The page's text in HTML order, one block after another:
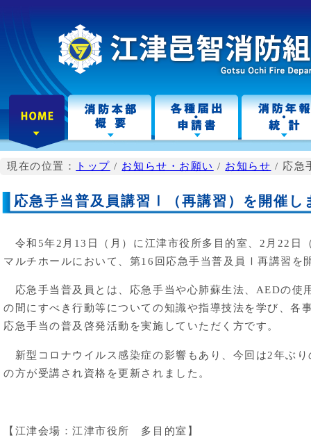
ー
現在の位置： トップ / お知らせ・お願い / お知らせ / 応急
応急手当普及員講習Ⅰ（再講習）を開催し
令和5年2月13日（月）に江津市役所多目的室、2月22日
マルチホールにおいて、第16回応急手当普及員Ⅰ再講習を
応急手当普及員とは、応急手当や心肺蘇生法、AEDの使
の間にすべき行動等についての知識や指導技法を学び、各
応急手当の普及啓発活動を実施していただく方です。
新型コロナウイルス感染症の影響もあり、今回は2年ぶ
の方が受講され資格を更新されました。
【江津会場：江津市役所 多目的室】